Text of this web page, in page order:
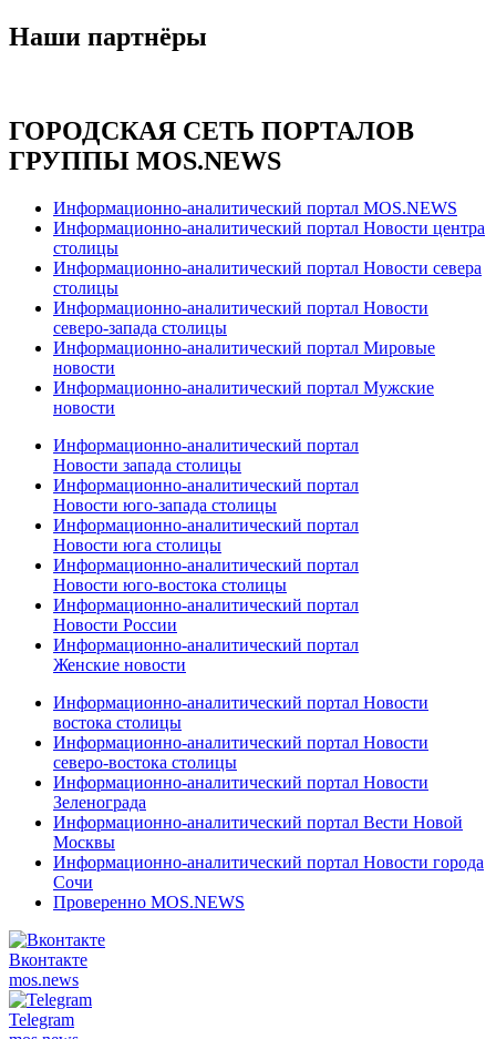
Наши партнёры
ГОРОДСКАЯ СЕТЬ ПОРТАЛОВ
ГРУППЫ MOS.NEWS
Информационно-аналитический портал MOS.NEWS
Информационно-аналитический портал Новости центра
столицы
Информационно-аналитический портал Новости севера
столицы
Информационно-аналитический портал Новости
северо-запада столицы
Информационно-аналитический портал Мировые
новости
Информационно-аналитический портал Мужские
новости
Информационно-аналитический портал
Новости запада столицы
Информационно-аналитический портал
Новости юго-запада столицы
Информационно-аналитический портал
Новости юга столицы
Информационно-аналитический портал
Новости юго-востока столицы
Информационно-аналитический портал
Новости России
Информационно-аналитический портал
Женские новости
Информационно-аналитический портал Новости
востока столицы
Информационно-аналитический портал Новости
северо-востока столицы
Информационно-аналитический портал Новости
Зеленограда
Информационно-аналитический портал Вести Новой
Москвы
Информационно-аналитический портал Новости города
Сочи
Проверенно MOS.NEWS
Вконтакте
mos.news
Telegram